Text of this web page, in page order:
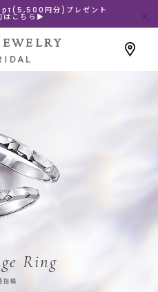
円分)プレゼント
はこちら▶
Ring
指輪